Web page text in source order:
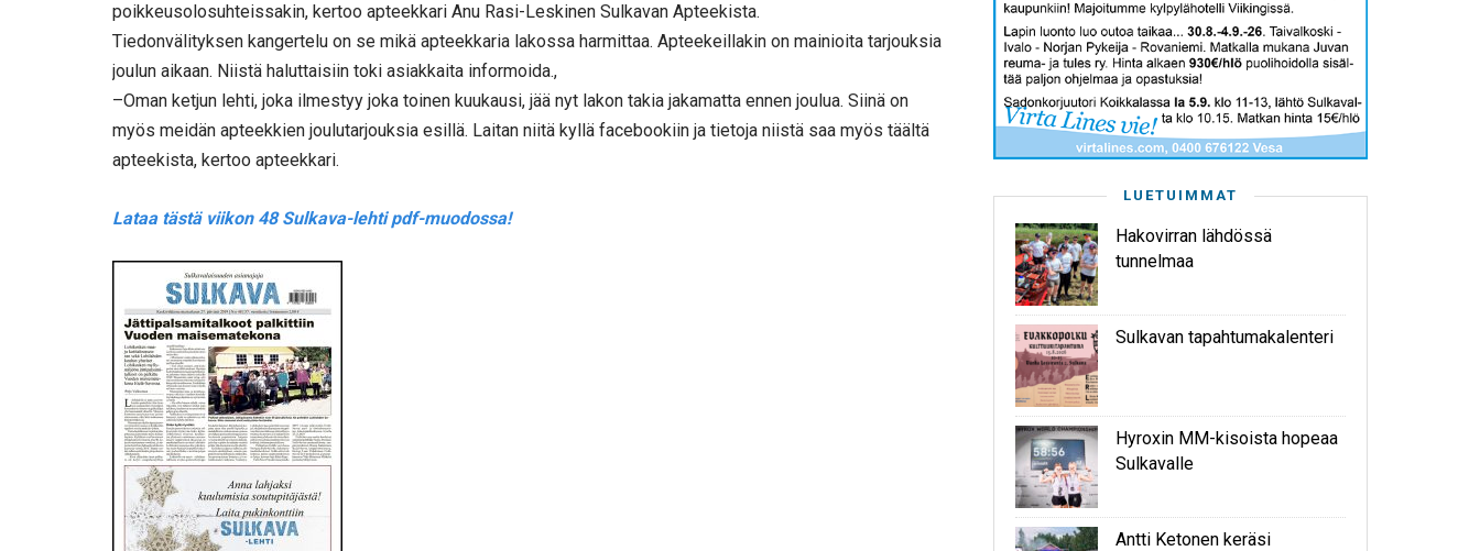
poikkeusolosuhteissakin, kertoo apteekkari Anu Rasi-Leskinen Sulkavan Apteekista.
Tiedonvälityksen kangertelu on se mikä apteekkaria lakossa harmittaa. Apteekeillakin on mainioita tarjouksia
joulun aikaan. Niistä haluttaisiin toki asiakkaita informoida.,
–Oman ketjun lehti, joka ilmestyy joka toinen kuukausi, jää nyt lakon takia jakamatta ennen joulua. Siinä on
myös meidän apteekkien joulutarjouksia esillä. Laitan niitä kyllä facebookiin ja tietoja niistä saa myös täältä
apteekista, kertoo apteekkari.
Lataa tästä viikon 48 Sulkava-lehti pdf-muodossa!
LUETUIMMAT
Hakovirran lähdössä
tunnelmaa
Sulkavan tapahtumakalenteri
Hyroxin MM-kisoista hopeaa
Sulkavalle
Antti Ketonen keräsi